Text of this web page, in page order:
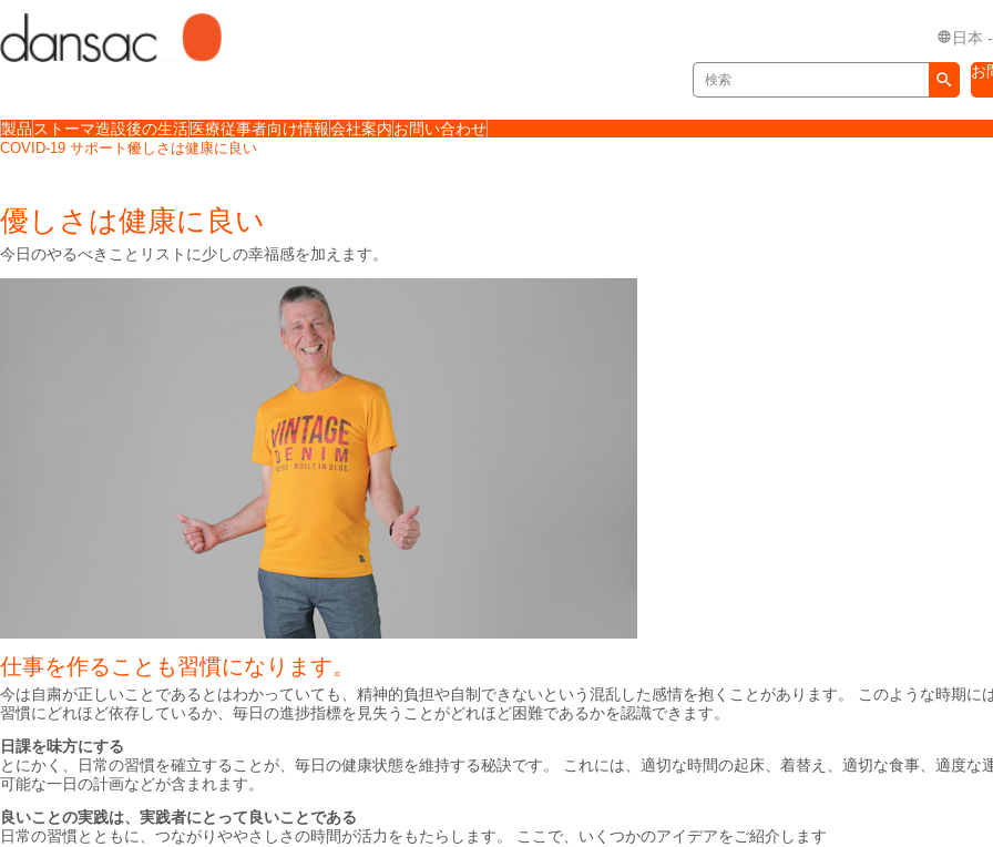
日本
お
製品 ストーマ造設後の生活医療従事者向け情報会社案内お問い合わせ
COVID-19 サポート 優しさは健康に良い
優しさは健康に良い
今日のやるべきことリストに少しの幸福感を加えます。
仕事を作ることも習慣になります。
今は自粛が正しいことであるとはわかっていても、精神的負担や自制できないという混乱した感情を抱くことがあります。 このような時期に
習慣にどれほど依存しているか、毎日の進捗指標を見失うことがどれほど困難であるかを認識できます。
日課を味方にする
とにかく、日常の習慣を確立することが、毎日の健康状態を維持する秘訣です。 これには、適切な時間の起床、着替え、適切な食事、適度な
可能な一日の計画などが含まれます。
良いことの実践は、実践者にとって良いことである
日常の習慣とともに、つながりややさしさの時間が活力をもたらします。 ここで、いくつかのアイデアをご紹介します